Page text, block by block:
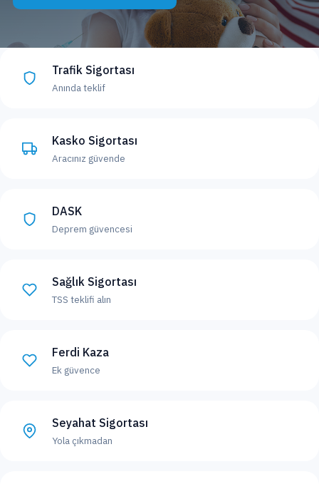
Trafik Sigortası
Anında teklif
Kasko Sigortası
Aracınız güvende
DASK
Deprem güvencesi
Sağlık Sigortası
TSS teklifi alın
Ferdi Kaza
Ek güvence
Seyahat Sigortası
Yola çıkmadan